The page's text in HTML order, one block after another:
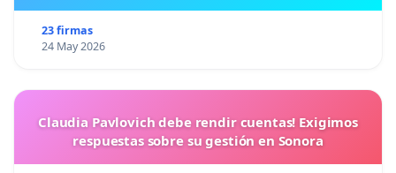
23 firmas
24 May 2026
Claudia Pavlovich debe rendir cuentas! Exigimos
respuestas sobre su gestión en Sonora